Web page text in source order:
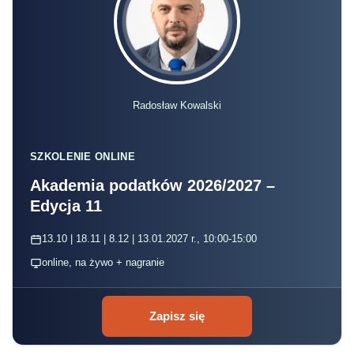
Radosław Kowalski
SZKOLENIE ONLINE
Akademia podatków 2026/2027 –
Edycja 11
13.10 | 18.11 | 8.12 | 13.01.2027 r., 10:00-15:00
online, na żywo + nagranie
Zapisz się